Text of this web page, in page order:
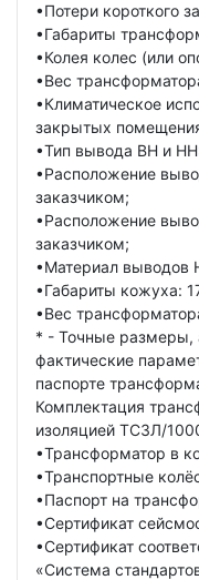
•Потери короткого
•Габариты
•Колея колес (или
•Вес
•Климатическое
закрытых
•Тип вывода ВН и
•Расположение
заказчиком;
•Расположение
заказчиком;
•Материал выводов
•Габариты кожуха:
•Вес
* - Точные
фактические
паспорте
Комплектация
изоляцией ТСЗЛ/
•Трансформатор в
•Транспортные
•Паспорт на
•Сертификат
•Сертификат
«Система